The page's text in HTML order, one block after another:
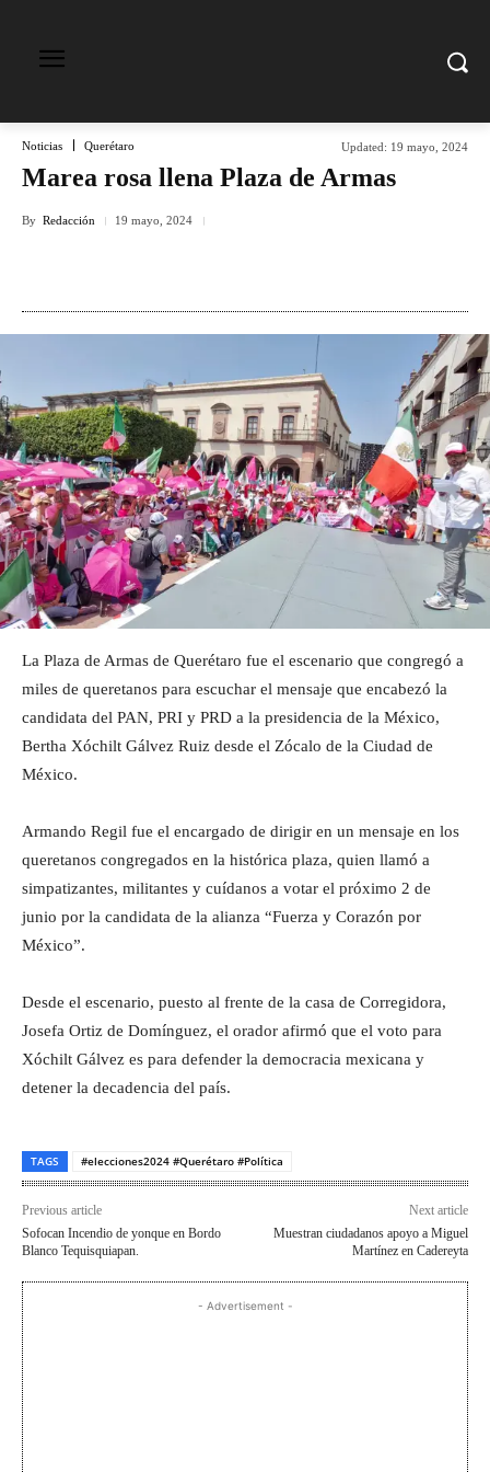
Noticias Querétaro Updated: 19 mayo, 2024
Marea rosa llena Plaza de Armas
By Redacción 19 mayo, 2024
La Plaza de Armas de Querétaro fue el escenario que congregó a
miles de queretanos para escuchar el mensaje que encabezó la
candidata del PAN, PRI y PRD a la presidencia de la México,
Bertha Xóchilt Gálvez Ruiz desde el Zócalo de la Ciudad de
México.
Armando Regil fue el encargado de dirigir en un mensaje en los
queretanos congregados en la histórica plaza, quien llamó a
simpatizantes, militantes y cuídanos a votar el próximo 2 de
junio por la candidata de la alianza “Fuerza y Corazón por
México”.
Desde el escenario, puesto al frente de la casa de Corregidora,
Josefa Ortiz de Domínguez, el orador afirmó que el voto para
Xóchilt Gálvez es para defender la democracia mexicana y
detener la decadencia del país.
TAGS #elecciones2024 #Querétaro #Política
Previous article
Sofocan Incendio de yonque en Bordo
Blanco Tequisquiapan.
Next article
Muestran ciudadanos apoyo a Miguel
Martínez en Cadereyta
- Advertisement -